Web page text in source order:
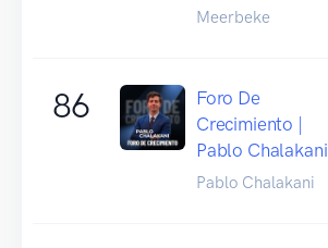
Meerbeke
86
Foro De
Crecimiento |
Pablo Chalakani
Pablo Chalakani